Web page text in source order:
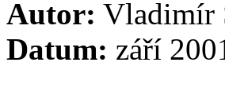
Autor: Vladimír
Datum: září